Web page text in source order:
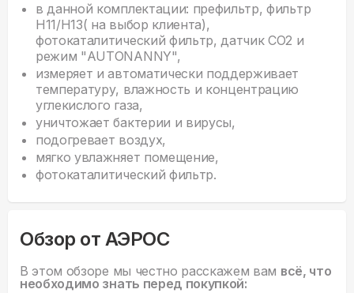
в данной комплектации: префильтр, фильтр
H11/H13( на выбор клиента),
фотокаталитический фильтр, датчик CO2 и
режим "AUTONANNY",
измеряет и автоматически поддерживает
температуру, влажность и концентрацию
углекислого газа,
уничтожает бактерии и вирусы,
подогревает воздух,
мягко увлажняет помещение,
фотокаталитический фильтр.
Обзор от АЭРОС
В этом обзоре мы честно расскажем вам всё, что
необходимо знать перед покупкой: